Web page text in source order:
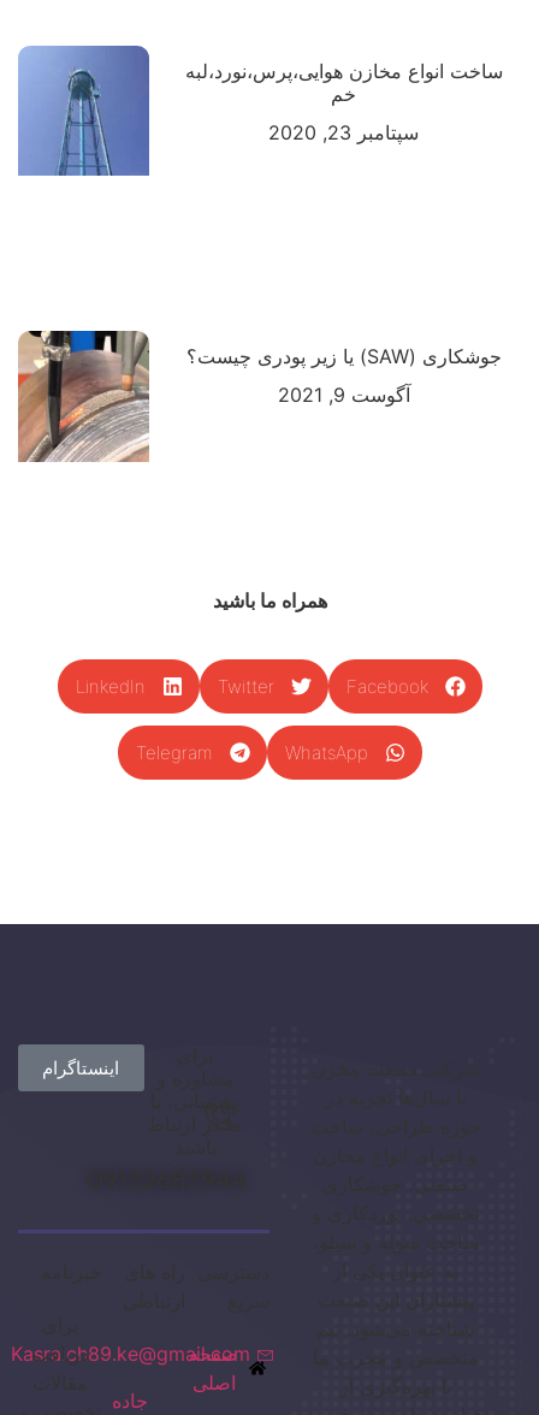
ساخت انواع مخازن هوایی،پرس،نورد،لبه
خم
سپتامبر 23, 2020
جوشکاری (SAW) یا زیر پودری چیست؟
آگوست 9, 2021
همراه ما باشید
Facebook
Twitter
LinkedIn
WhatsApp
Telegram
با سال‌ها تجربه در
صنعتی، جوشکاری
تخصصی، نوردکاری و
ساخت سوله و سیلو،
به عنوان یکی از
پیشتازان این صنعت
شناخته می‌شود. تیم
متخصص و مجرب ما
با بهره‌گیری از
اینستاگرام
صفحه
اصلی
Kasra.ch89.ke@gmail.com
جاده
دریافت